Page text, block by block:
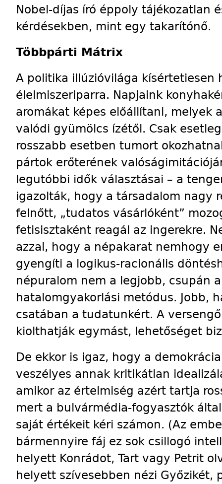
Nobel-díjas író éppoly tájékozatlan
kérdésekben, mint egy takarítónő.
Többpárti Mátrix
A politika illúzióvilága kísértetiesen
élelmiszeriparra. Napjaink
aromákat képes előállítani, melyek
valódi gyümölcs ízétől. Csak
rosszabb esetben tumort
pártok erőterének
legutóbbi idők választásai – a
igazolták, hogy a társadalom nagy
felnőtt, „tudatos vásárlóként”
fetisisztaként reagál az ingerekre.
azzal, hogy a népakarat nemhogy
gyengíti a logikus-racionális
népuralom nem a legjobb, csupán
hatalomgyakorlási metódus. Jobb,
csatában a tudatunkért. A
kiolthatják egymást, lehetőséget
De ekkor is igaz, hogy a
veszélyes annak kritikátlan
amikor az értelmiség azért tartja
mert a bulvármédia-fogyasztók
saját értékeit kéri számon. (Az
bármennyire fáj ez sok csillogó
helyett Konrádot, Tart vagy Petrit
helyett szívesebben nézi Győzikét,